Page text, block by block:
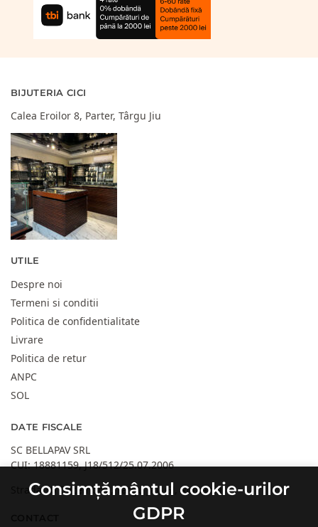
BIJUTERIA CICI
Calea Eroilor 8, Parter, Târgu Jiu
UTILE
Despre noi
Termeni si conditii
Politica de confidentialitate
Livrare
Politica de retur
ANPC
SOL
DATE FISCALE
SC BELLAPAV SRL
CUI: 18881159, J18/512/25.07.2006
Strada 30 Decembrie, Targu Jiu, GJ, Romania
Consimțământul cookie-urilor
GDPR